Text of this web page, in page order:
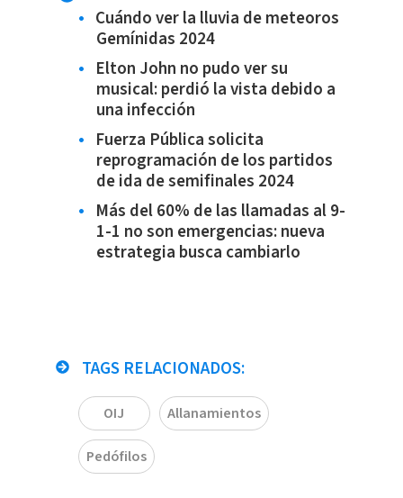
Cuándo ver la lluvia de meteoros
Gemínidas 2024
Elton John no pudo ver su
musical: perdió la vista debido a
una infección
Fuerza Pública solicita
reprogramación de los partidos
de ida de semifinales 2024
Más del 60% de las llamadas al 9-
1-1 no son emergencias: nueva
estrategia busca cambiarlo
TAGS RELACIONADOS:
OIJ Allanamientos
Pedófilos